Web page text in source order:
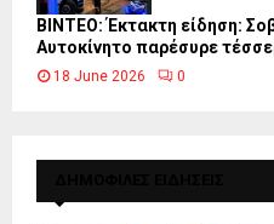
ΒΙΝΤΕΟ: Έκτακτη είδηση:
Αυτοκίνητο παρέσυρε
18 June 2026 0